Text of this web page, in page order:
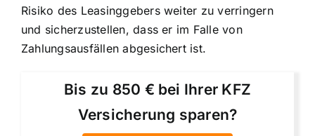
Risiko des Leasinggebers weiter zu verringern
und sicherzustellen, dass er im Falle von
Zahlungsausfällen abgesichert ist.
Bis zu 850 € bei Ihrer KFZ
Versicherung sparen?